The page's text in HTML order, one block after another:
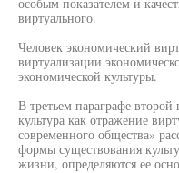
виртуального.
Человек экономический
виртуализации
экономической культуры.
В третьем параграфе
культура как отражение
современного общества»
формы существования
жизни, определяются ее